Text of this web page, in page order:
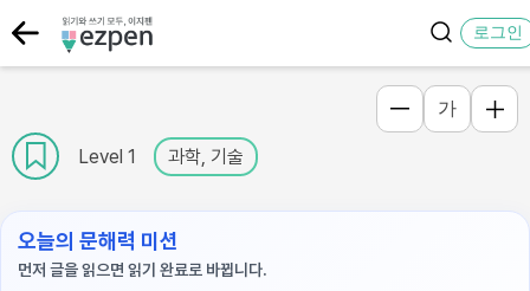
로그인
Level 1 과학, 기술
가
오늘의 문해력 미션
먼저 글을 읽으면 읽기 완료로 바뀝니다.